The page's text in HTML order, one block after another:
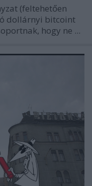
(feltehetően
dollárnyi bitcoint
hogy ne ...